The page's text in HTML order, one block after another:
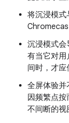
将沉浸模式
沉浸模式会
有当它对用
间时，才应
全屏体验并
因频繁点
不间断的视